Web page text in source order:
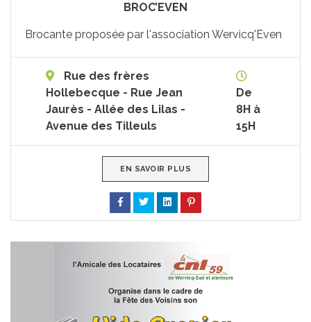
BROC’EVEN
Brocante proposée par l'association Wervicq'Even
Rue des frères
Hollebecque - Rue Jean
Jaurès - Allée des Lilas -
Avenue des Tilleuls
De
8H à
15H
EN SAVOIR PLUS